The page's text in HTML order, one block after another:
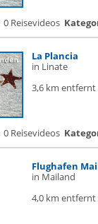
0 Reisevideos
La Plancia
in Linate
3,6 km entfernt
0 Reisevideos
Flughafen
in Mailand
4,0 km entfernt